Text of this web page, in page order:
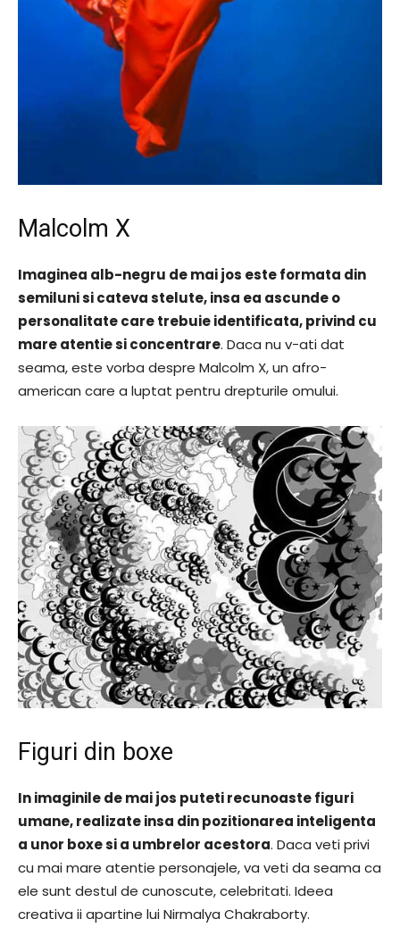
Malcolm X
Imaginea alb-negru de mai jos este formata din
semiluni si cateva stelute, insa ea ascunde o
personalitate care trebuie identificata, privind cu
mare atentie si concentrare. Daca nu v-ati dat
seama, este vorba despre Malcolm X, un afro-
american care a luptat pentru drepturile omului.
Figuri din boxe
In imaginile de mai jos puteti recunoaste figuri
umane, realizate insa din pozitionarea inteligenta
a unor boxe si a umbrelor acestora. Daca veti privi
cu mai mare atentie personajele, va veti da seama ca
ele sunt destul de cunoscute, celebritati. Ideea
creativa ii apartine lui Nirmalya Chakraborty.